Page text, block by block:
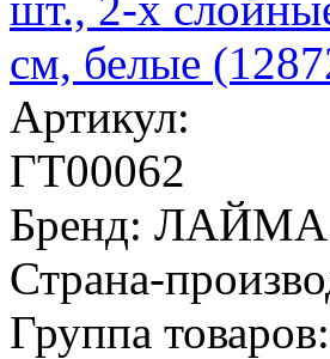
Артикул:
ГТ00062
Бренд: ЛАЙМА
Страна-
Группа товаров: